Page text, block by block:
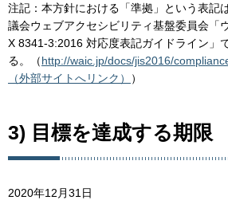
注記：本方針における「準拠」という表記
議会ウェブアクセシビリティ基盤委員会「
X 8341-3:2016 対応度表記ガイドライン」
る。（http://waic.jp/docs/jis2016/
（外部サイトへリンク）
）
3) 目標を達成する期限
2020年12月31日